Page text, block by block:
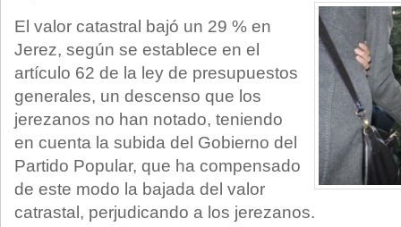
El valor catastral bajó un 29 % en
Jerez, según se establece en el
artículo 62 de la ley de presupuestos
generales, un descenso que los
jerezanos no han notado, teniendo
en cuenta la subida del Gobierno del
Partido Popular, que ha compensado
de este modo la bajada del valor
catrastal, perjudicando a los jerezanos.